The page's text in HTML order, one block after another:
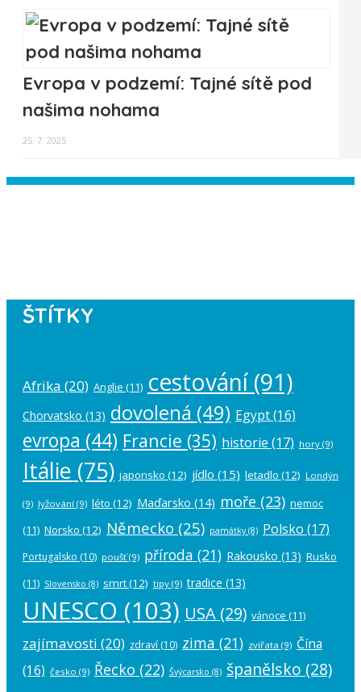
Evropa v podzemí: Tajné sítě pod
našima nohama
25. 7. 2025
ŠTÍTKY
Afrika (20) Anglie (11) cestování(91)
Chorvatsko (13) dovolená (49) Egypt(16)
evropa (44) Francie (35) historie (17) hory (9)
Itálie (75) japonsko (12) jídlo (15) letadlo (12) Londýn
(9) lyžování (9) léto (12) Maďarsko (14) moře (23) nemoc
(11) Norsko (12) Německo (25) památky(8) Polsko (17)
Portugalsko (10) poušť(9) příroda (21) Rakousko (13) Rusko
(11) Slovensko (8) smrt(12) tipy (9) tradice (13)
UNESCO (103) USA (29) vánoce (11)
zajímavosti (20) zdraví (10) zima (21) zvířata (9) Čína
(16) česko (9) Řecko (22) Švýcarsko (8) španělsko (28)